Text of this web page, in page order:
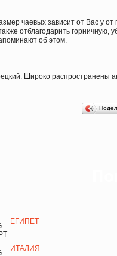
чаевых зависит от Вас у
отблагодарить
об этом.
Широко распространены
ЕГИПЕТ
ИТАЛИЯ